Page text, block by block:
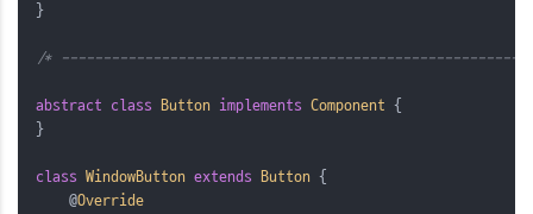
}
/*
abstract class Button implements Component {
}
class WindowButton extends Button {
@Override